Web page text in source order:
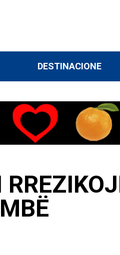
DESTINACIONE